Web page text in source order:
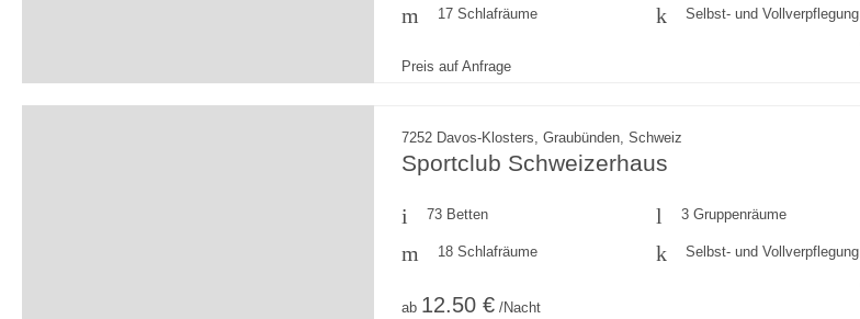
17 Schlafräume Selbst- und Vollverpflegung
Preis auf Anfrage
7252 Davos-Klosters, Graubünden, Schweiz
Sportclub Schweizerhaus
73 Betten 3 Gruppenräume
18 Schlafräume Selbst- und Vollverpflegung
ab 12.50 € /Nacht